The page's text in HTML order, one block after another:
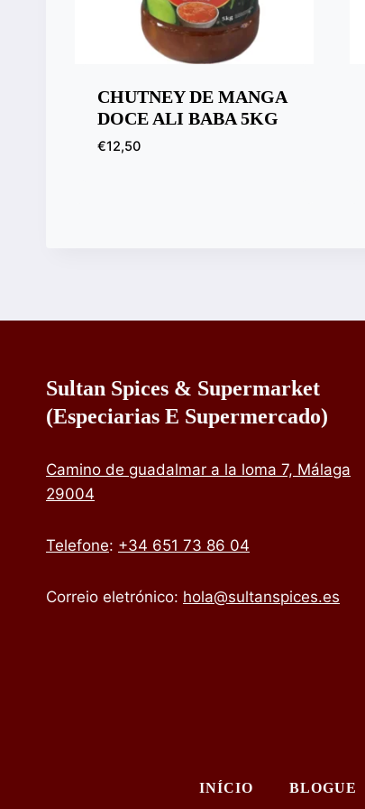
CHUTNEY DE MANGA
DOCE ALI BABA 5KG
€12,50
Sultan Spices & Supermarket
(especiarias E Supermercado)
Camino de guadalmar a la loma 7, Málaga
29004
Telefone: +34 651 73 86 04
Correio eletrónico: hola@sultanspices.es
INÍCIO BLOGUE